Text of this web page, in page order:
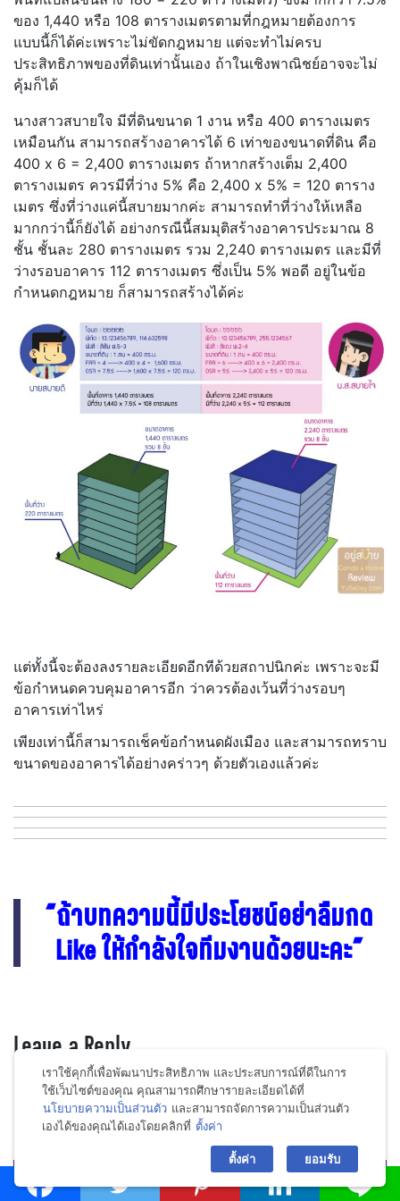
ของ 1,440 หรือ 108 ตารางเมตรตามที่กฎหมายต้องการ
แบบนี้ก็ได้ค่ะเพราะไม่ขัดกฎหมาย แต่จะทำไม่ครบ
ประสิทธิภาพของที่ดินเท่านั้นเอง ถ้าในเชิงพาณิชย์อาจจะไม่
คุ้มก็ได้
นางสาวสบายใจ มีที่ดินขนาด 1 งาน หรือ 400 ตารางเมตร
เหมือนกัน สามารถสร้างอาคารได้ 6 เท่าของขนาดที่ดิน คือ
400 x 6 = 2,400 ตารางเมตร ถ้าหากสร้างเต็ม 2,400
ตารางเมตร ควรมีที่ว่าง 5% คือ 2,400 x 5% = 120 ตาราง
เมตร ซึ่งที่ว่างแค่นี้สบายมากค่ะ สามารถทำที่ว่างให้เหลือ
มากกว่านี้ก็ยังได้ อย่างกรณีนี้สมมุติสร้างอาคารประมาณ 8
ชั้น ชั้นละ 280 ตารางเมตร รวม 2,240 ตารางเมตร และมีที่
ว่างรอบอาคาร 112 ตารางเมตร ซึ่งเป็น 5% พอดี อยู่ในข้อ
กำหนดกฎหมาย ก็สามารถสร้างได้ค่ะ
แต่ทั้งนี้จะต้องลงรายละเอียดอีกทีด้วยสถาปนิกค่ะ เพราะจะมี
ข้อกำหนดควบคุมอาคารอีก ว่าควรต้องเว้นที่ว่างรอบๆ
อาคารเท่าไหร่
เพียงเท่านี้ก็สามารถเช็คข้อกำหนดผังเมือง และสามารถทราบ
ขนาดของอาคารได้อย่างคร่าวๆ ด้วยตัวเองแล้วค่ะ
“ถ้าบทความนี้มีประโยชน์อย่าลืมกด
Like ให้กำลังใจทีมงานด้วยนะคะ”
Leave a Reply
อีเมลล์ของท่านจะถูกเก็บเป็นความลับ
Required fields are marked*
เราใช้คุกกี้เพื่อพัฒนาประสิทธิภาพ และประสบการณ์ที่ดีในการ
ใช้เว็บไซต์ของคุณ คุณสามารถศึกษารายละเอียดได้ที่
นโยบายความเป็นส่วนตัว และสามารถจัดการความเป็นส่วนตัว
เองได้ของคุณได้เองโดยคลิกที่ ตั้งค่า
ตั้งค่า ยอมรับ